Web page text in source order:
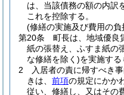
は、当該債務の額の内訳
これを控除する。
(修繕の実施及び費用の負
第20条
町長は、地域優良
紙の張替え、ふすま紙の
な修繕を除く)を実施する
2
入居者の責に帰すべき
きは、 前項の規定にかか
従い、修繕し、又はその